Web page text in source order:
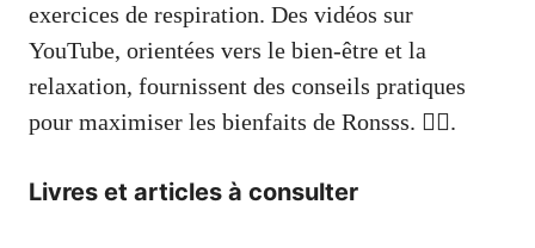
exercices de respiration. Des vidéos sur
YouTube, orientées vers le bien-être et la
relaxation, fournissent des conseils pratiques
pour maximiser les bienfaits de Ronsss. 🧘‍♀️.
Livres et articles à consulter